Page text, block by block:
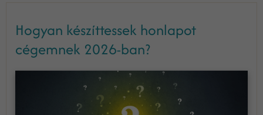
Hogyan készíttessek honlapot
cégemnek 2026-ban?